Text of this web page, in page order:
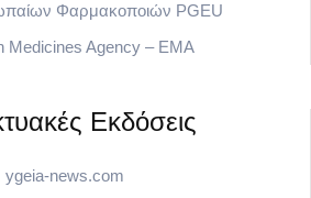
Φαρμακοποιών PGEU
Medicines Agency – EMA
Εκδόσεις
ygeia-news.com